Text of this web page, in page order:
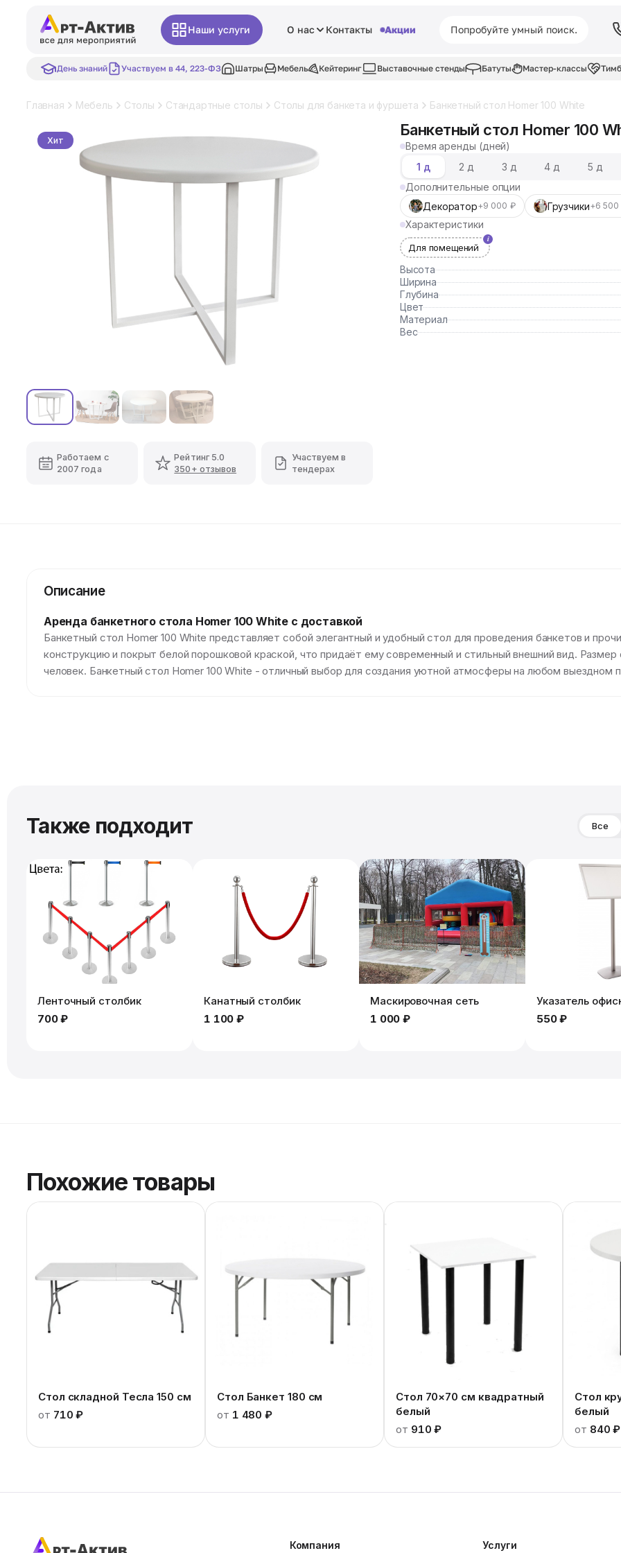
Наши услуги О нас Контакты Акции
День знаний Участвуем в 44, 223-ФЗ Шатры Мебель Кейтеринг Выставочные стенды Батуты Мастер-классы
Главная Мебель Столы Стандартные столы Столы для банкета и фуршета Банкетный стол Homer 100 White
Хит
Работаем с
2007 года
Рейтинг 5.0
350+ отзывов
Участвуем в
тендерах
Банкетный стол Homer 100
Время аренды (дней)
1 д
2 д 3 д 4 д 5 д
Дополнительные опции
Декоратор+9 000 ₽ Грузчики+6 500
Характеристики
Для помещений
Высота
Ширина
Глубина
Цвет
Материал
Вес
Описание
Аренда банкетного стола Homer 100 White с доставкой
Банкетный стол Homer 100 White представляет собой элегантный и удобный стол для проведения банкетов и
конструкцию и покрыт белой порошковой краской, что придаёт ему современный и стильный внешний вид.
человек. Банкетный стол Homer 100 White - отличный выбор для создания уютной атмосферы на любом выездном
Также подходит Все
Ленточный столбик
700 ₽
Канатный столбик
1 100 ₽
Маскировочная сеть
1 000 ₽
Указатель
550 ₽
Похожие товары
Стол складной Тесла 150 см
от 710 ₽
Стол Банкет 180 см
от 1 480 ₽
Стол 70×70 см квадратный
белый
от 910 ₽
Стол
белый
от 840 ₽
Компания Услуги